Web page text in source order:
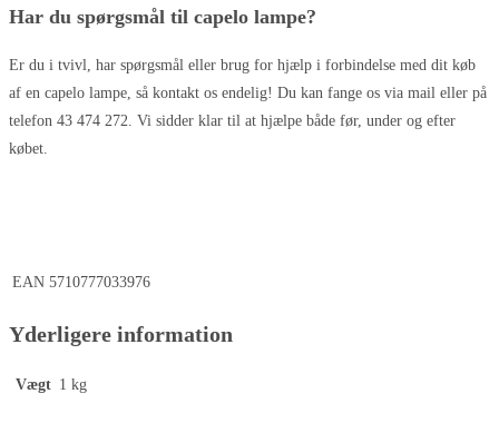
Har du spørgsmål til capelo lampe?
Er du i tvivl, har spørgsmål eller brug for hjælp i forbindelse med dit køb
af en capelo lampe, så kontakt os endelig! Du kan fange os via mail eller på
telefon 43 474 272. Vi sidder klar til at hjælpe både før, under og efter
købet.
EAN 5710777033976
Yderligere information
Vægt 1 kg